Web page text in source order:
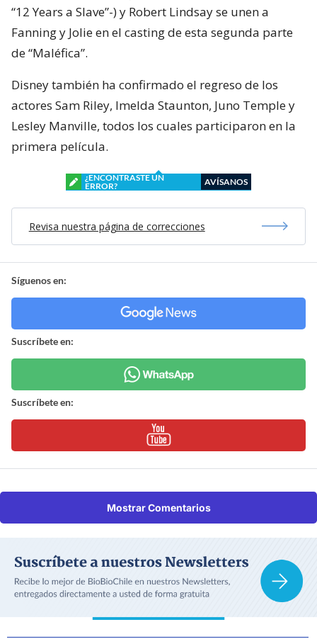
“12 Years a Slave”-) y Robert Lindsay se unen a
Fanning y Jolie en el casting de esta segunda parte
de “Maléfica”.
Disney también ha confirmado el regreso de los
actores Sam Riley, Imelda Staunton, Juno Temple y
Lesley Manville, todos los cuales participaron en la
primera película.
¿ENCONTRASTE UN
ERROR?
AVÍSANOS
Revisa nuestra página de correcciones
Síguenos en:
Suscríbete en:
Suscríbete en:
Mostrar Comentarios